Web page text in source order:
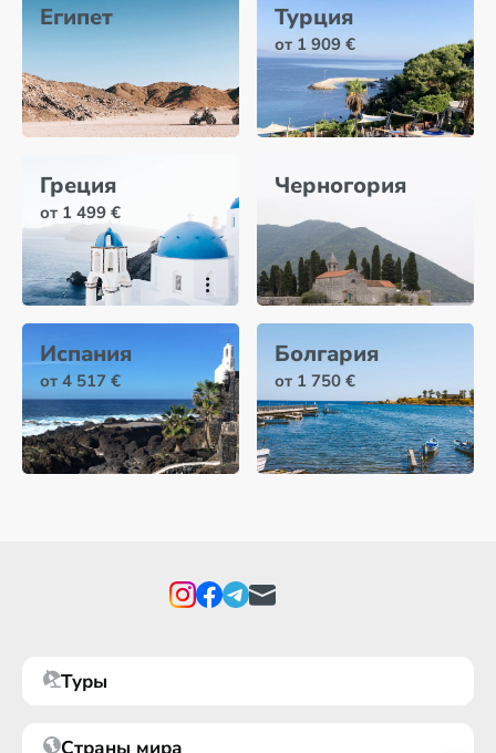
Египет Турция
от 1 909 €
Греция
от 1 499 €
Черногория
Испания
от 4 517 €
Болгария
от 1 750 €
Туры
Страны мира